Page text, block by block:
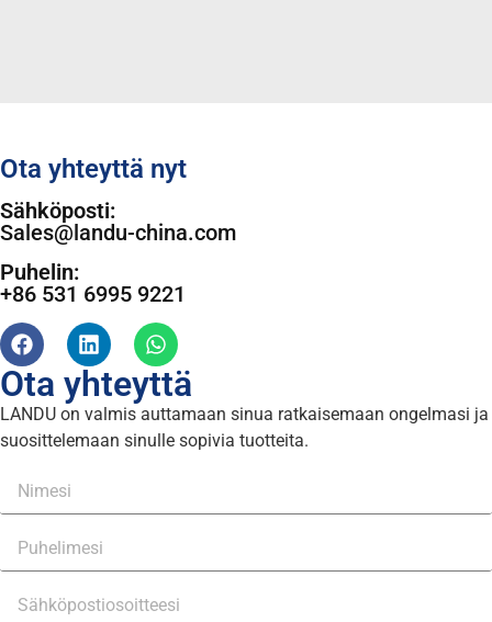
Ota yhteyttä nyt
Sähköposti:
Sales@landu-china.com
Puhelin:
+86 531 6995 9221
Ota yhteyttä
LANDU on valmis auttamaan sinua ratkaisemaan ongelmasi ja
suosittelemaan sinulle sopivia tuotteita.